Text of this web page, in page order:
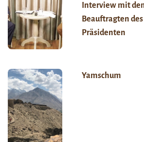
Interview mit
Beauftragten
Präsidenten
Yamschum